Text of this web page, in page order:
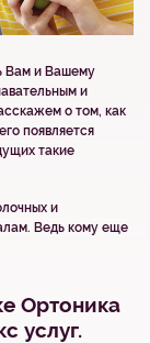
Вам и Вашему
и
о том, как
появляется
такие
и
Ведь кому еще
Ортоника
услуг.